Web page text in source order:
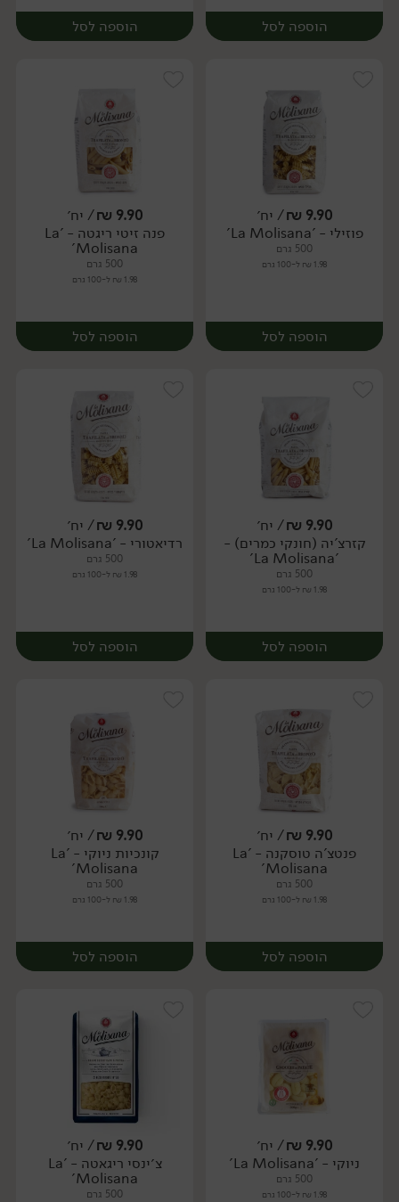
הוספה לסל
יח׳
הוספה לסל
יח׳
9.90
₪/ יח׳
פוזילי - 'La Molisana'
500 גרם
1.98 ₪ ל-100 גרם
הוספה לסל
יח׳
9.90
₪/ יח׳
פנה זיטי ריגטה - 'La
Molisana'
500 גרם
1.98 ₪ ל-100 גרם
הוספה לסל
יח׳
9.90
₪/ יח׳
קזרצ'יה (חונקי כמרים) -
'La Molisana'
500 גרם
1.98 ₪ ל-100 גרם
הוספה לסל
יח׳
9.90
₪/ יח׳
רדיאטורי - 'La Molisana'
500 גרם
1.98 ₪ ל-100 גרם
הוספה לסל
יח׳
9.90
₪/ יח׳
פנטצ'ה טוסקנה - 'La
Molisana'
500 גרם
1.98 ₪ ל-100 גרם
הוספה לסל
יח׳
9.90
₪/ יח׳
קונכיות ניוקי - 'La
Molisana'
500 גרם
1.98 ₪ ל-100 גרם
הוספה לסל
יח׳
9.90
₪/ יח׳
ניוקי - 'La Molisana'
500 גרם
1.98 ₪ ל-100 גרם
9.90
₪/ יח׳
צ׳ינסי ריגאטה - 'La
Molisana'
500 גרם